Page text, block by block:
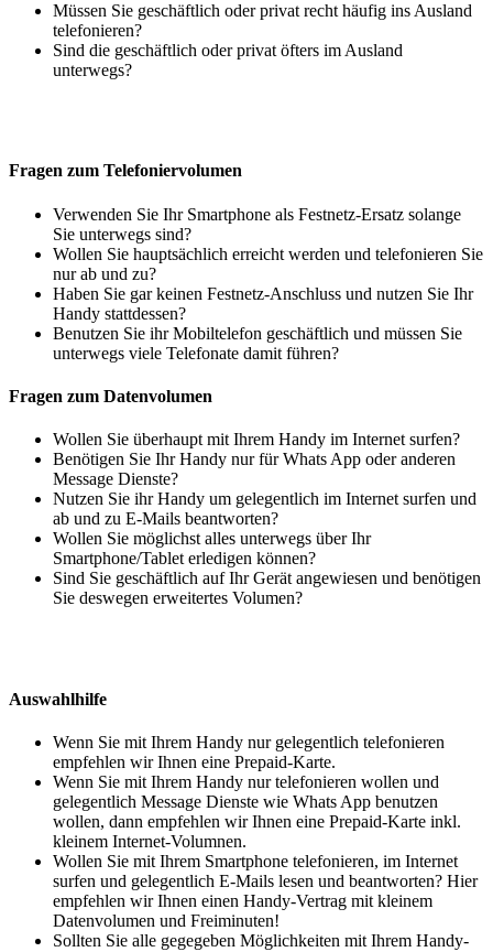
Müssen Sie geschäftlich oder privat recht häufig ins Ausland
telefonieren?
Sind die geschäftlich oder privat öfters im Ausland
unterwegs?
Fragen zum Telefoniervolumen
Verwenden Sie Ihr Smartphone als Festnetz-Ersatz solange
Sie unterwegs sind?
Wollen Sie hauptsächlich erreicht werden und telefonieren Sie
nur ab und zu?
Haben Sie gar keinen Festnetz-Anschluss und nutzen Sie Ihr
Handy stattdessen?
Benutzen Sie ihr Mobiltelefon geschäftlich und müssen Sie
unterwegs viele Telefonate damit führen?
Fragen zum Datenvolumen
Wollen Sie überhaupt mit Ihrem Handy im Internet surfen?
Benötigen Sie Ihr Handy nur für Whats App oder anderen
Message Dienste?
Nutzen Sie ihr Handy um gelegentlich im Internet surfen und
ab und zu E-Mails beantworten?
Wollen Sie möglichst alles unterwegs über Ihr
Smartphone/Tablet erledigen können?
Sind Sie geschäftlich auf Ihr Gerät angewiesen und benötigen
Sie deswegen erweitertes Volumen?
Auswahlhilfe
Wenn Sie mit Ihrem Handy nur gelegentlich telefonieren
empfehlen wir Ihnen eine Prepaid-Karte.
Wenn Sie mit Ihrem Handy nur telefonieren wollen und
gelegentlich Message Dienste wie Whats App benutzen
wollen, dann empfehlen wir Ihnen eine Prepaid-Karte inkl.
kleinem Internet-Volumnen.
Wollen Sie mit Ihrem Smartphone telefonieren, im Internet
surfen und gelegentlich E-Mails lesen und beantworten? Hier
empfehlen wir Ihnen einen Handy-Vertrag mit kleinem
Datenvolumen und Freiminuten!
Sollten Sie alle gegegeben Möglichkeiten mit Ihrem Handy-